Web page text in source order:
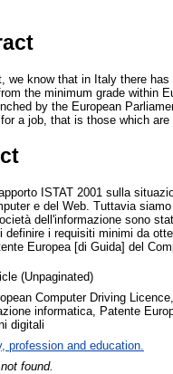
we know that in Italy there
the minimum grade within
by the European
a job, that is those which
ISTAT 2001 sulla
e del Web. Tuttavia
dell'informazione sono
definire i requisiti minimi da
Europea [di Guida] del
(Unpaginated)
Computer Driving
informatica, Patente
digitali
profession and education.
found.